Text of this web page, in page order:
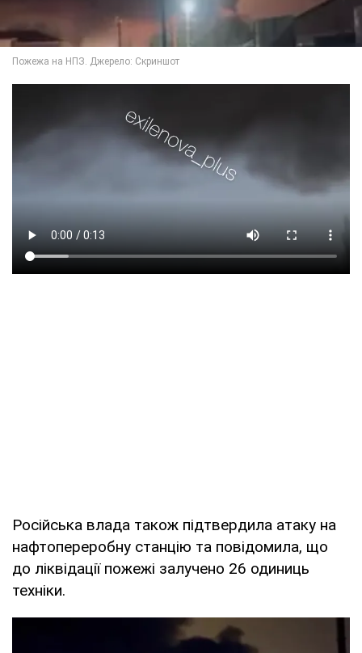
Російська влада також підтвердила атаку на
нафтопереробну станцію та повідомила, що
до ліквідації пожежі залучено 26 одиниць
техніки.